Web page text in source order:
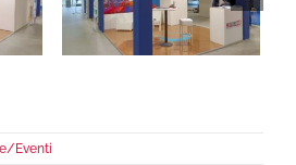
Eventi